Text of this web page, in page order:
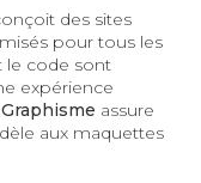
des sites
pour tous les
le code sont
expérience
assure
aux maquettes